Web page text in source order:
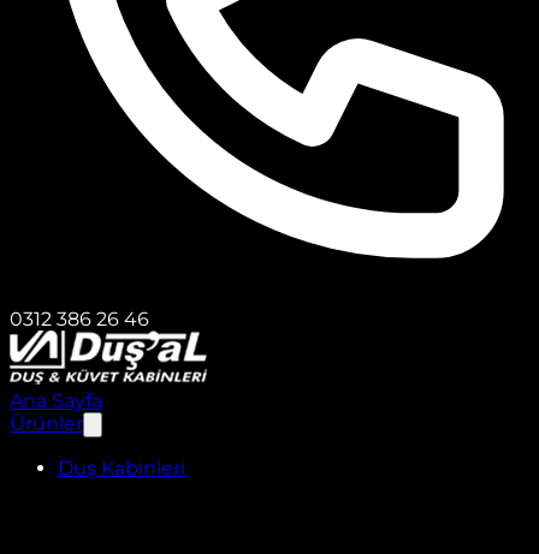
0312 386 26 46
Ana Sayfa
Ürünler
Duş Kabinleri